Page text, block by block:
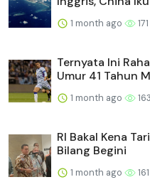
1 month ago 171
Ternyata Ini
Umur 41 Tahun
1 month ago 163
RI Bakal Kena
Bilang Begini
1 month ago 161